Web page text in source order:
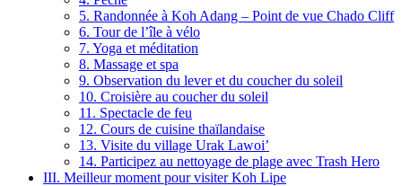
5. Randonnée à Koh Adang – Point de vue Chado Cliff
6. Tour de l’île à vélo
7. Yoga et méditation
8. Massage et spa
9. Observation du lever et du coucher du soleil
10. Croisière au coucher du soleil
11. Spectacle de feu
12. Cours de cuisine thaïlandaise
13. Visite du village Urak Lawoi’
14. Participez au nettoyage de plage avec Trash Hero
III. Meilleur moment pour visiter Koh Lipe